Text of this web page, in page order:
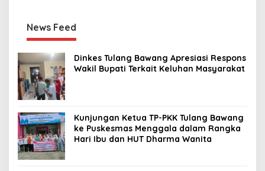
News Feed
Dinkes Tulang Bawang Apresiasi Respons
Wakil Bupati Terkait Keluhan Masyarakat
Kunjungan Ketua TP-PKK Tulang Bawang
ke Puskesmas Menggala dalam Rangka
Hari Ibu dan HUT Dharma Wanita